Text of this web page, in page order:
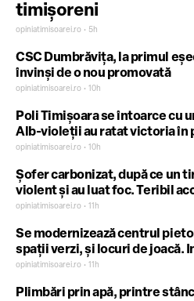
timișoreni
opiniatimisoarei.ro • 5h
CSC Dumbrăvița, la primul
învinși de o nou promovată
opiniatimisoarei.ro • 10h
Poli Timișoara se întoarce cu
Alb-violeții au ratat victoria în
opiniatimisoarei.ro • 10h
Șofer carbonizat, după ce un
violent și au luat foc. Teribil
leagă Timișoara de Reșița.
opiniatimisoarei.ro • 11h
Se modernizează centrul
spații verzi, și locuri de joacă.
lei din bani europeni
opiniatimisoarei.ro • 11h
Plimbări prin apă, printre